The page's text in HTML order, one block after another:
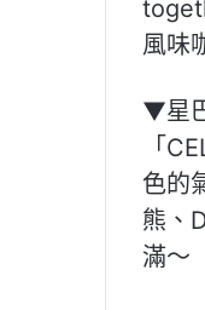
風味
▼星
「
色的
熊、
滿～